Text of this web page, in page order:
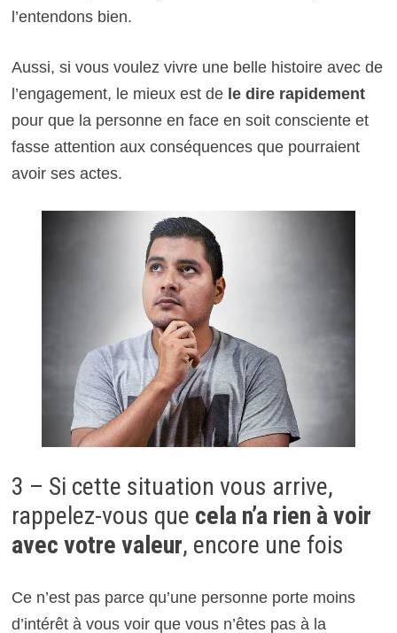
l’entendons bien.
Aussi, si vous voulez vivre une belle histoire avec de
l’engagement, le mieux est de le dire rapidement
pour que la personne en face en soit consciente et
fasse attention aux conséquences que pourraient
avoir ses actes.
3 – Si cette situation vous arrive,
rappelez-vous que cela n’a rien à voir
avec votre valeur, encore une fois
Ce n’est pas parce qu’une personne porte moins
d’intérêt à vous voir que vous n’êtes pas à la